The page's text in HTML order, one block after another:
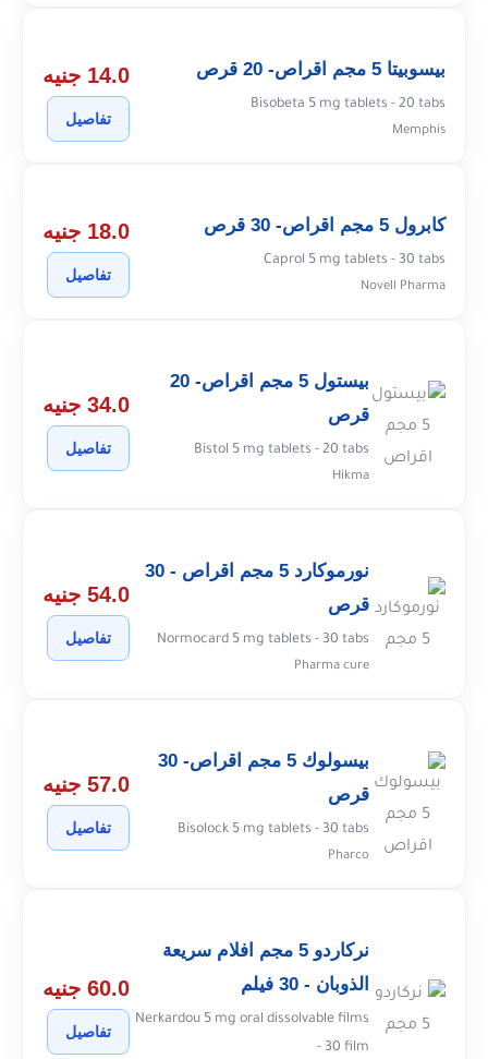
بيسوبيتا 5 مجم اقراص- 20 قرص
Bisobeta 5 mg tablets - 20 tabs
Memphis
14.0 جنيه
تفاصيل
كابرول 5 مجم اقراص- 30 قرص
Caprol 5 mg tablets - 30 tabs
Novell Pharma
18.0 جنيه
تفاصيل
بيستول 5 مجم اقراص- 20
قرص
Bistol 5 mg tablets - 20 tabs
Hikma
34.0 جنيه
تفاصيل
نورموكارد 5 مجم اقراص - 30
قرص
Normocard 5 mg tablets - 30 tabs
Pharma cure
54.0 جنيه
تفاصيل
بيسولوك 5 مجم اقراص- 30
قرص
Bisolock 5 mg tablets - 30 tabs
Pharco
57.0 جنيه
تفاصيل
نركاردو 5 مجم افلام سريعة
الذوبان - 30 فيلم
Nerkardou 5 mg oral dissolvable films
- 30 film
60.0 جنيه
تفاصيل